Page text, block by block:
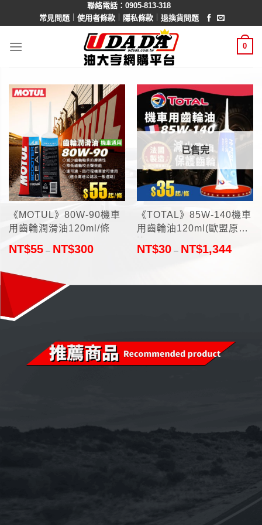
聯絡電話：0905-813-318
常見問題｜ 使用者條款｜ 隱私條款｜ 退換貨問題
0
《MOTUL》80W-90機車
用齒輪潤滑油120ml/條
NT$55– NT$300
已售完
《TOTAL》85W-140機車
用齒輪油120ml(歐盟原裝
進口)
NT$30– NT$1,344